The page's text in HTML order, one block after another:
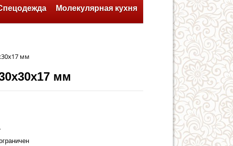
Молекулярная кухня
мм
мм